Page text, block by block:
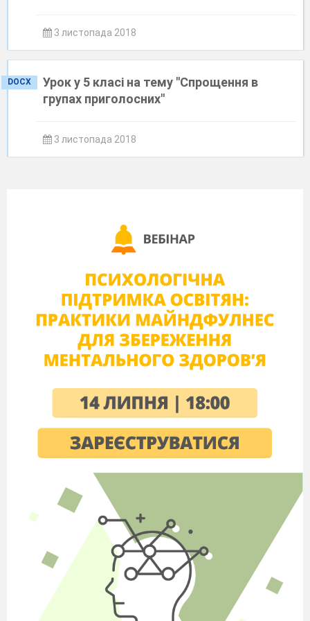
3 листопада 2018
DOCX
Урок у 5 класі на тему "Спрощення в
групах приголосних"
3 листопада 2018